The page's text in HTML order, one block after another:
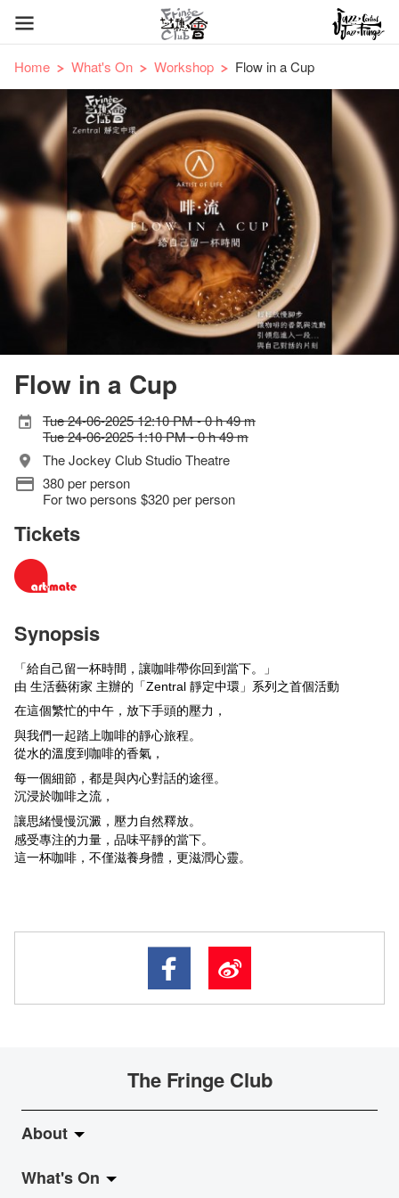
Home What's On Workshop Flow in a Cup
Flow in a Cup
Tue 24-06-2025 12:10 PM - 0 h 49 m
Tue 24-06-2025 1:10 PM - 0 h 49 m
The Jockey Club Studio Theatre
380 per person
For two persons $320 per person
Tickets
Synopsis
「給自己留一杯時間，讓咖啡帶你回到當下。」
由 生活藝術家 主辦的 「Zentral 靜定中環」系列之首個活動
在這個繁忙的中午，放下手頭的壓力，
與我們一起踏上咖啡的靜心旅程。
從水的溫度到咖啡的香氣，
每一個細節，都是與內心對話的途徑。
沉浸於咖啡之流，
讓思緒慢慢沉澱，壓力自然釋放。
感受專注的力量，品味平靜的當下。
這一杯咖啡，不僅滋養身體，更滋潤心靈。
The Fringe Club
About
About Fringe Club
What's On